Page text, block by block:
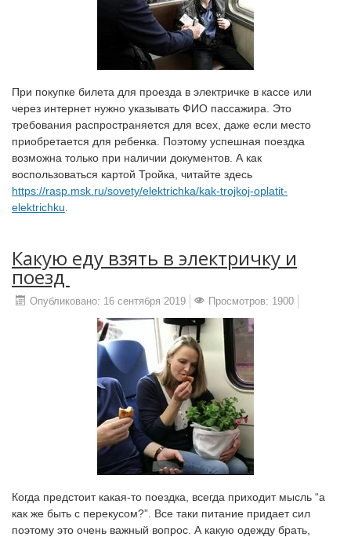
При покупке билета для проезда в электричке в кассе или
через интернет нужно указывать ФИО пассажира. Это
требования распространяется для всех, даже если место
приобретается для ребенка. Поэтому успешная поездка
возможна только при наличии документов. А как
воспользоваться картой Тройка, читайте здесь
https://rasp.msk.ru/sovety/elektrichka/kak-trojkoj-oplatit-
elektrichku
Какую‌ ‌еду‌ ‌взять‌ ‌в‌ ‌электричку‌ ‌и‌
‌поезд‌ ‌
Опубликовано: 16 сентября 2019 Просмотров: 1900
Когда предстоит какая-то поездка, всегда приходит мысль “а
как же быть с перекусом?”. Все таки питание придает сил
поэтому это очень важный вопрос. А какую одежду брать,